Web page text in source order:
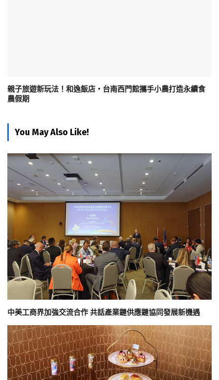
親子旅遊新玩法！和逸飯店‧台南西門館攜手小農打造永續食
農假期
You May Also Like!
中美工商界加強交流合作 共話產業鏈供應鏈協同發展新機遇